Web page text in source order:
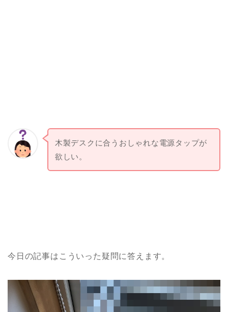
木製デスクに合うおしゃれな電源タップが
欲しい。
今日の記事はこういった疑問に答えます。